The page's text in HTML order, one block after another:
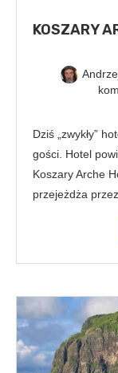
KOSZARY
Dziś „zwykły”
gości. Hotel
Koszary Arche
przejeżdża